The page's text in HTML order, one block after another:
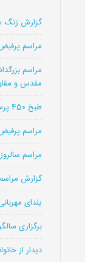
گزارش زنگ
مراسم
مراسم
مقدس و
طبخ 450 پرس غذای نذری ( چلو جوجه )
مراسم
مراسم سالروز
گزارش مراسم
یلدای
برگزاری
دیدار از